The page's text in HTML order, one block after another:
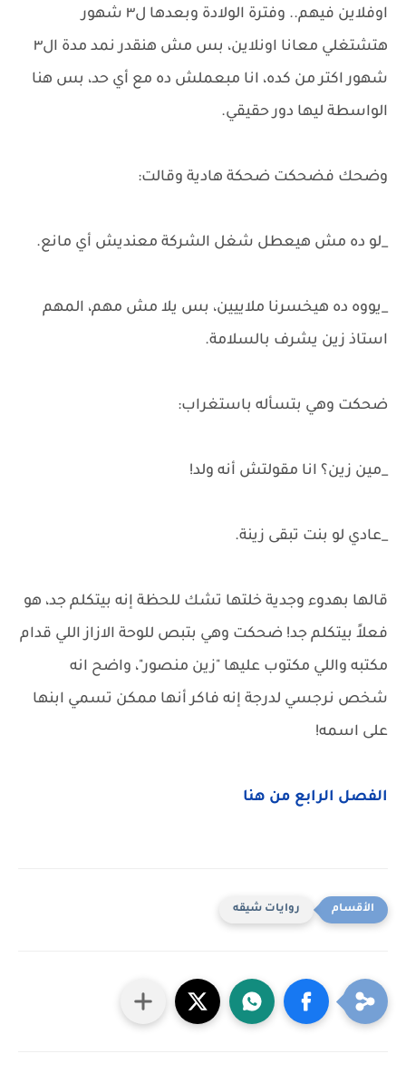
اوفلاين فيهم.. وفترة الولادة وبعدها ل٣ شهور
هتشتغلي معانا اونلاين، بس مش هنقدر نمد مدة ال٣
شهور اكتر من كده، انا مبعملش ده مع أي حد، بس هنا
الواسطة ليها دور حقيقي.
وضحك فضحكت ضحكة هادية وقالت:
_لو ده مش هيعطل شغل الشركة معنديش أي مانع.
_يووه ده هيخسرنا ملاييين، بس يلا مش مهم، المهم
استاذ زين يشرف بالسلامة.
ضحكت وهي بتسأله باستغراب:
_مين زين؟ انا مقولتش أنه ولد!
_عادي لو بنت تبقى زينة.
قالها بهدوء وجدية خلتها تشك للحظة إنه بيتكلم جد، هو
فعلاً بيتكلم جد! ضحكت وهي بتبص للوحة الازاز اللي قدام
مكتبه واللي مكتوب عليها "زين منصور"، واضح انه
شخص نرجسي لدرجة إنه فاكر أنها ممكن تسمي ابنها
على اسمه!
الفصل الرابع من هنا
روايات شيقه